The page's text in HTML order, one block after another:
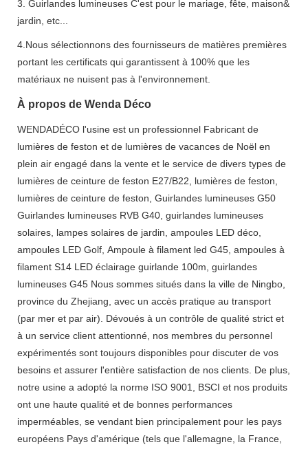
3. Guirlandes lumineuses C'est pour le mariage, fête, maison&
jardin, etc...
4.Nous sélectionnons des fournisseurs de matières premières
portant les certificats qui garantissent à 100% que les
matériaux ne nuisent pas à l'environnement.
À propos de Wenda Déco
WENDADÉCO l'usine est un professionnel Fabricant de
lumières de feston et de lumières de vacances de Noël en
plein air engagé dans la vente et le service de divers types de
lumières de ceinture de feston E27/B22, lumières de feston,
lumières de ceinture de feston, Guirlandes lumineuses G50
Guirlandes lumineuses RVB G40, guirlandes lumineuses
solaires, lampes solaires de jardin, ampoules LED déco,
ampoules LED Golf, Ampoule à filament led G45, ampoules à
filament S14 LED éclairage guirlande 100m, guirlandes
lumineuses G45 Nous sommes situés dans la ville de Ningbo,
province du Zhejiang, avec un accès pratique au transport
(par mer et par air). Dévoués à un contrôle de qualité strict et
à un service client attentionné, nos membres du personnel
expérimentés sont toujours disponibles pour discuter de vos
besoins et assurer l'entière satisfaction de nos clients. De plus,
notre usine a adopté la norme ISO 9001, BSCI et nos produits
ont une haute qualité et de bonnes performances
imperméables, se vendant bien principalement pour les pays
européens Pays d'amérique (tels que l'allemagne, la France,